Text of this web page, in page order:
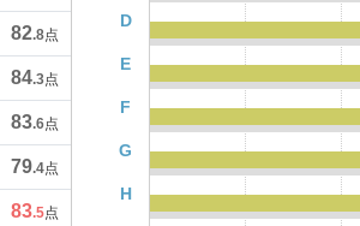
82.8点
84.3点
83.6点
79.4点
83.5点
D
E
F
G
H